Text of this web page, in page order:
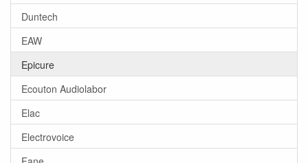
Duntech
EAW
Epicure
Ecouton Audiolabor
Elac
Electrovoice